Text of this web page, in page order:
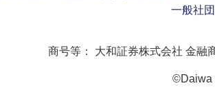
一般社
商号等： 大和証券株式会社 金融
©Daiwa